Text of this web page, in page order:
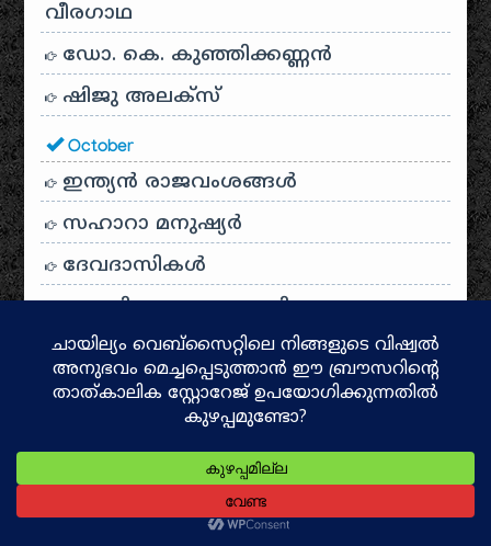
വീരഗാഥ
ഡോ. കെ. കുഞ്ഞിക്കണ്ണൻ
ഷിജു അലക്സ്
October
ഇന്ത്യൻ രാജവംശങ്ങൾ
സഹാറാ മനുഷ്യർ
ദേവദാസികൾ
ശബരിമല ക്ഷേത്ര ചരിത്രം
സംബന്ധമൂർത്തി
രാമനു മുമ്പ്
ദക്ഷിണഭാരതത്തിൻ്റെ സാംസ്കാരിക
ദർപ്പണം: പഞ്ചമഹാകാവ്യങ്ങൾ